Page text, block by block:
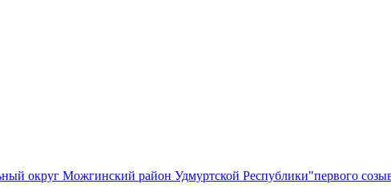
округ Можгинский район Удмуртской Республики"первого